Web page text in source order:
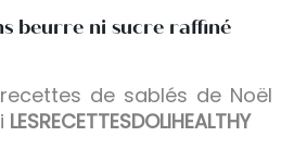
beurre ni sucre raffiné
de sablés de Noël
LESRECETTESDOLIHEALTHY